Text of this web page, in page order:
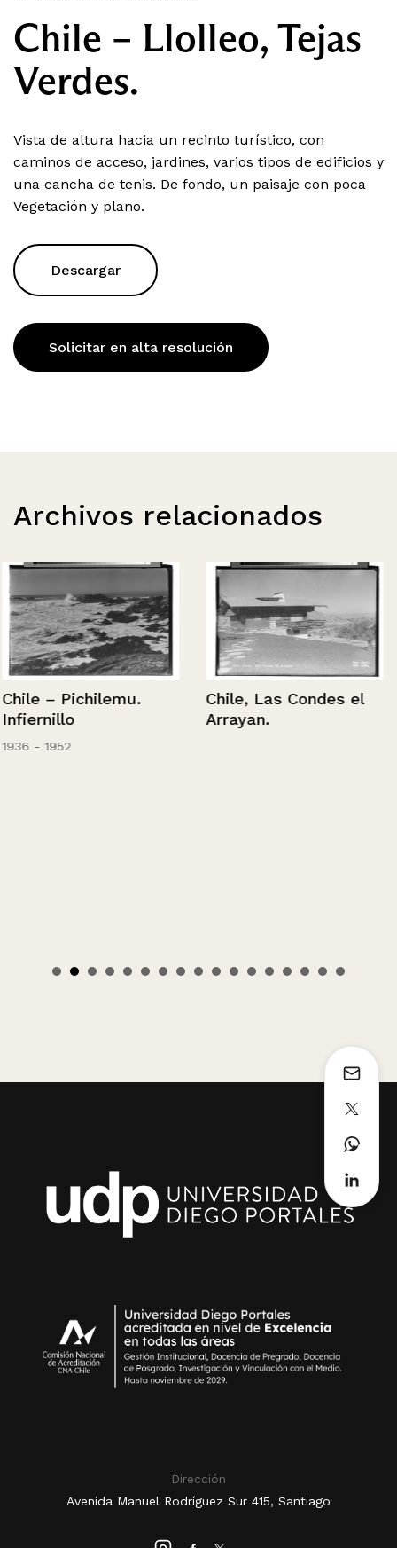
Chile – Llolleo, Tejas
Verdes.
Vista de altura hacia un recinto turístico, con
caminos de acceso, jardines, varios tipos de edificios y
una cancha de tenis. De fondo, un paisaje con poca
Vegetación y plano.
Descargar
Solicitar en alta resolución
Archivos relacionados
Chile – Pichilemu.
Infiernillo
1936 - 1952
Chile, Las Condes el
Arrayan.
Dirección
Avenida Manuel Rodríguez Sur 415, Santiago